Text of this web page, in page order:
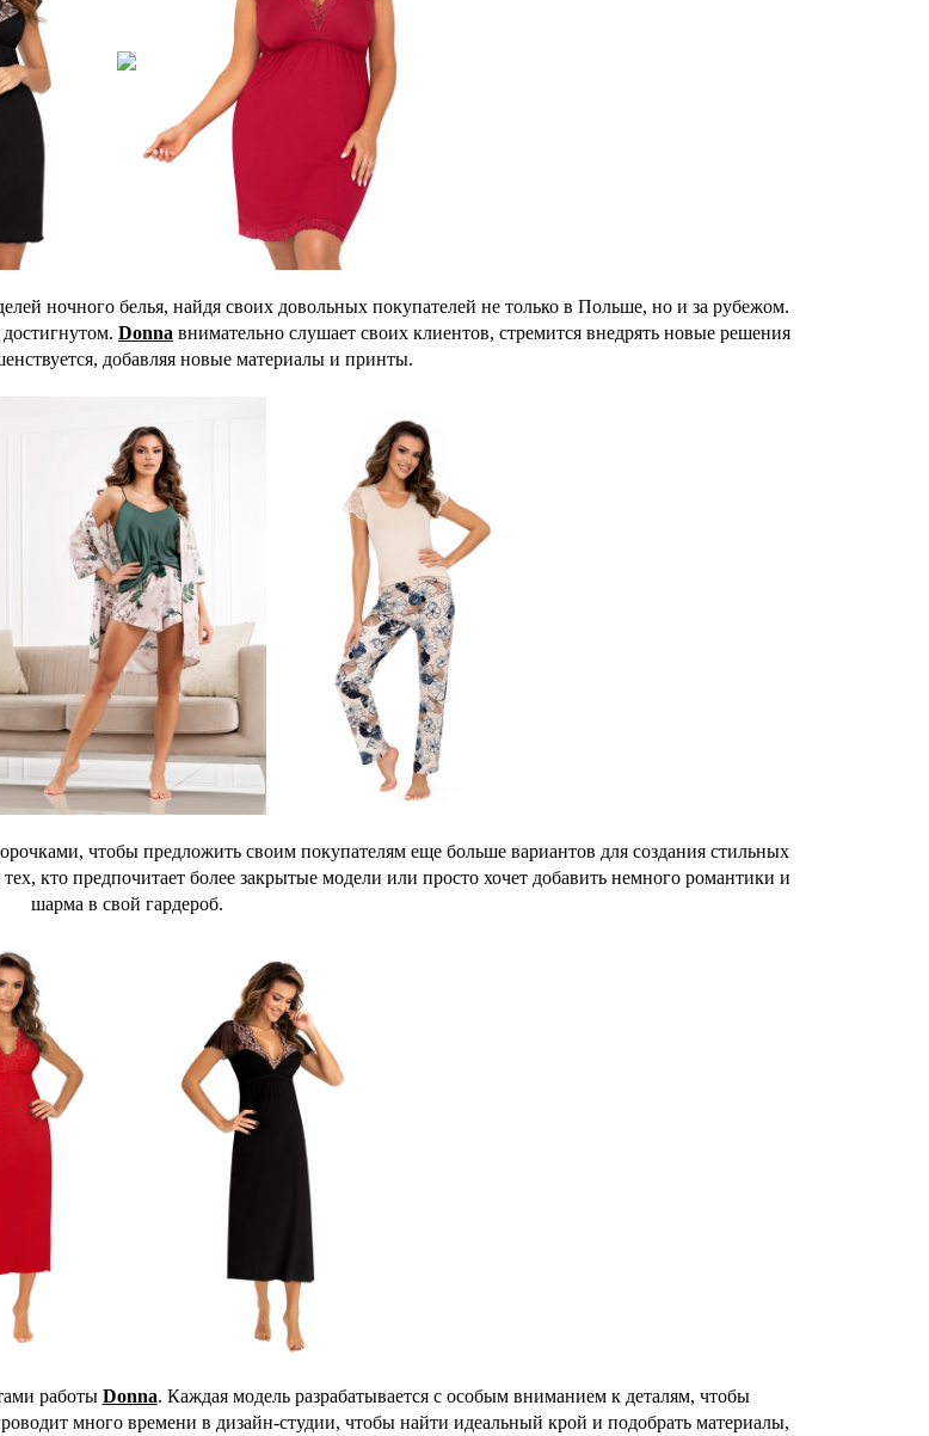
ночного белья, найдя своих довольных покупателей не только в Польше, но и за рубежом.
Donna внимательно слушает своих клиентов, стремится внедрять новые решения
добавляя новые материалы и принты.
чтобы предложить своим покупателям еще больше вариантов для создания стильных
кто предпочитает более закрытые модели или просто хочет добавить немного романтики и
шарма в свой гардероб.
работы Donna. Каждая модель разрабатывается с особым вниманием к деталям, чтобы
много времени в дизайн-студии, чтобы найти идеальный крой и подобрать материалы,